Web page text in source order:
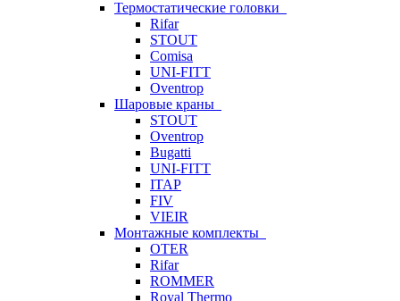
Термостатические головки
Rifar
STOUT
Comisa
UNI-FITT
Oventrop
Шаровые краны
STOUT
Oventrop
Bugatti
UNI-FITT
ITAP
FIV
VIEIR
Монтажные комплекты
OTER
Rifar
ROMMER
Royal Thermo